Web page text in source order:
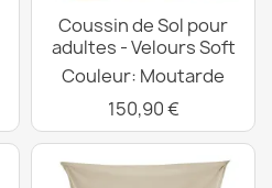
Coussin de Sol pour
adultes - Velours Soft
Couleur: Moutarde
150,90 €